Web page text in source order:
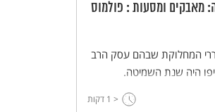
מאבקים ומסעות : פולמוס
המחלוקת שבהם עסק הרב
היה שנת השמיטה.
< 1 דקות